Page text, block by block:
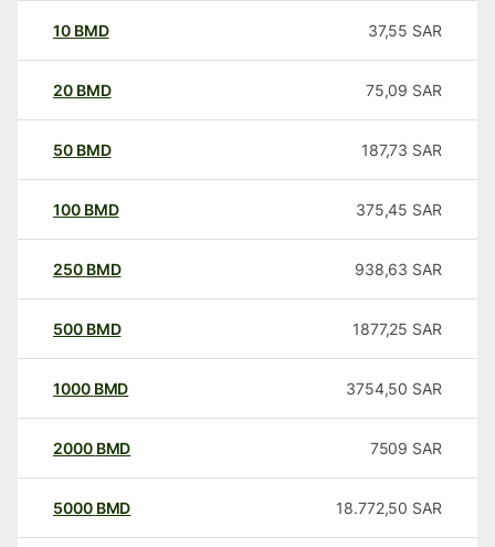
10 BMD 37,55 SAR
20 BMD 75,09 SAR
50 BMD 187,73 SAR
100 BMD 375,45 SAR
250 BMD 938,63 SAR
500 BMD 1877,25 SAR
1000 BMD 3754,50 SAR
2000 BMD 7509 SAR
5000 BMD 18.772,50 SAR